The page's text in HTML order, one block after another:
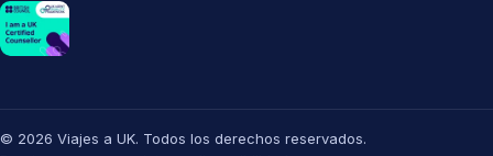
© 2026 Viajes a UK. Todos los derechos reservados.